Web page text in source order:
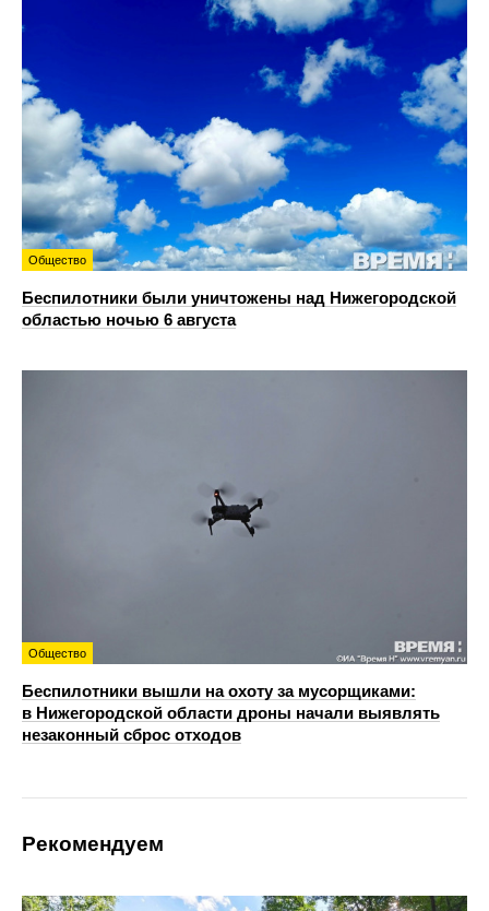
Общество
Беспилотники были уничтожены над Нижегородской
областью ночью 6 августа
Общество
Беспилотники вышли на охоту за мусорщиками:
в Нижегородской области дроны начали выявлять
незаконный сброс отходов
Рекомендуем